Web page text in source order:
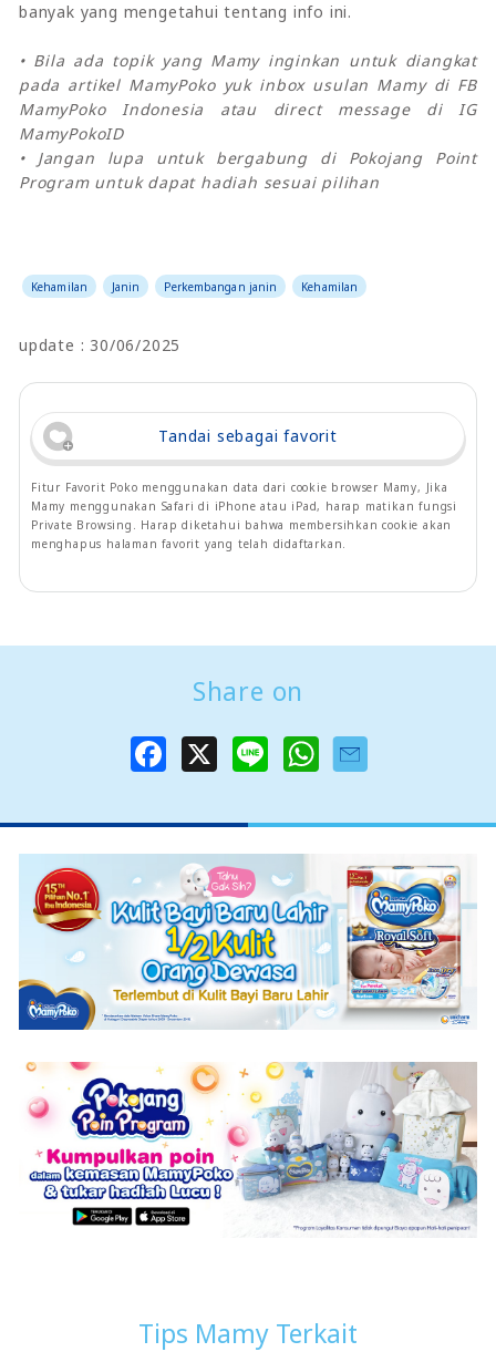
banyak yang mengetahui tentang info ini.
• Bila ada topik yang Mamy inginkan untuk diangkat
pada artikel MamyPoko yuk inbox usulan Mamy di FB
MamyPoko Indonesia atau direct message di IG
MamyPokoID
• Jangan lupa untuk bergabung di Pokojang Point
Program untuk dapat hadiah sesuai pilihan
Kehamilan Janin Perkembangan janin Kehamilan
update : 30/06/2025
Tandai sebagai favorit
Fitur Favorit Poko menggunakan data dari cookie browser Mamy, Jika
Mamy menggunakan Safari di iPhone atau iPad, harap matikan fungsi
Private Browsing. Harap diketahui bahwa membersihkan cookie akan
menghapus halaman favorit yang telah didaftarkan.
Share on
o
o
W
A
Tips Mamy Terkait